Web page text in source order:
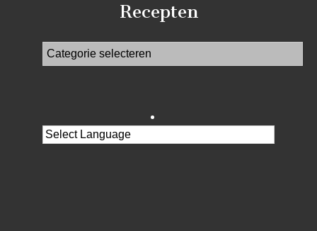
Recepten